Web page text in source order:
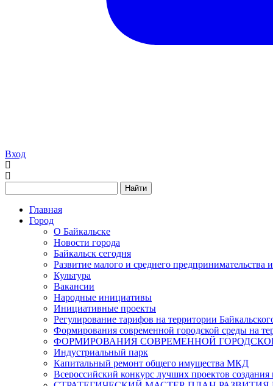
Вход
Найти
Главная
Город
О Байкальске
Новости города
Байкальск сегодня
Развитие малого и среднего предпринимательства
Культура
Вакансии
Народные инициативы
Инициативные проекты
Регулирование тарифов на территории
Формирования современной городской среды на
ФОРМИРОВАНИЯ СОВРЕМЕННОЙ
Индустриальный парк
Капитальный ремонт общего имущества МКД
Всероссийский конкурс лучших проектов